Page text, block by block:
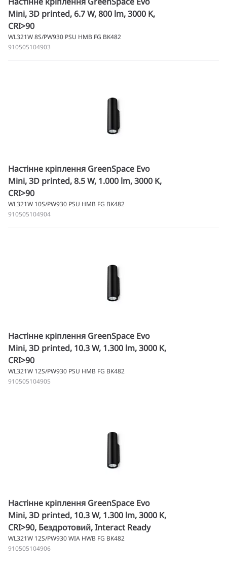
Mini, 3D printed, 6.7 W, 800 lm, 3000 K,
CRI>90
WL321W 8S/PW930 PSU HMB FG BK482
910505104903
Настінне кріплення GreenSpace Evo
Mini, 3D printed, 8.5 W, 1.000 lm, 3000 K,
CRI>90
WL321W 10S/PW930 PSU HMB FG BK482
910505104904
Настінне кріплення GreenSpace Evo
Mini, 3D printed, 10.3 W, 1.300 lm, 3000 K,
CRI>90
WL321W 12S/PW930 PSU HMB FG BK482
910505104905
Настінне кріплення GreenSpace Evo
Mini, 3D printed, 10.3 W, 1.300 lm, 3000 K,
CRI>90, Бездротовий, Interact Ready
WL321W 12S/PW930 WIA HWB FG BK482
910505104906